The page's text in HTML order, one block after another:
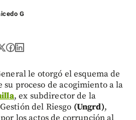
G
le otorgó el esquema de
proceso de acogimiento a la
, ex subdirector de la
del Riesgo (Ungrd),
los actos de corrupción al